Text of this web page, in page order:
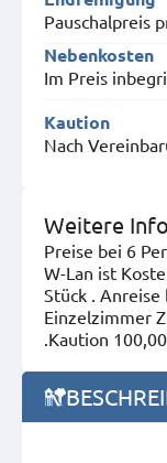
Pauschalpreis
Nebenkosten
Im Preis
Kaution
Nach
Weitere
Preise bei 6
W-Lan ist
Stück . Anreise
Einzelzimmer
.Kaution